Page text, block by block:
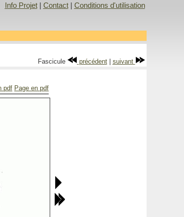
Info Projet| Contact| Conditions d'utilisation
Fascicule précédent| suivant
pdf Page en pdf